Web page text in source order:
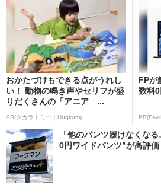
おかたづけもできる点がうれし
い！ 動物の鳴き声やセリフが盛
りだくさんの「アニア ...
PR(タカラトミー｜Hugkum)
FPが
数料
「他のパンツ履けなく
0円ワイドパンツ”が高評